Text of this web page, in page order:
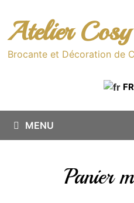
contenu
Atelier Cosy
Brocante et Décoration de
FR
MENU
Panier